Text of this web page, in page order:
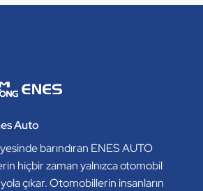
Auto
barındıran ENES AUTO
hiçbir zaman yalnızca otomobil
çıkar. Otomobillerin insanların